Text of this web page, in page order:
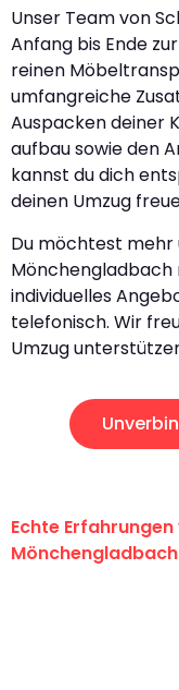
Unser Team von
Anfang bis Ende
reinen
umfangreiche
Auspacken deiner
aufbau sowie den
kannst du dich
deinen Umzug
Du möchtest
Mönchengladbach
individuelles
telefonisch. Wir
Umzug
Echte
Mönchengladbach